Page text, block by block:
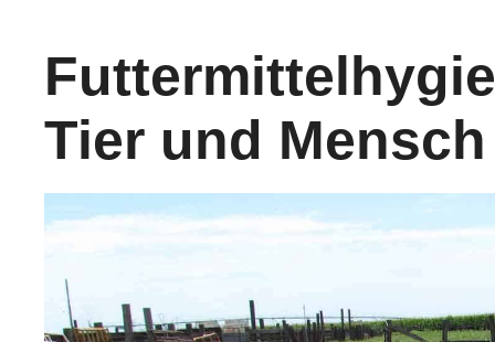
Tier und Mensch